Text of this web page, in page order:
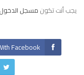
يجب أنت تكون مسجل الدخول
Facebook